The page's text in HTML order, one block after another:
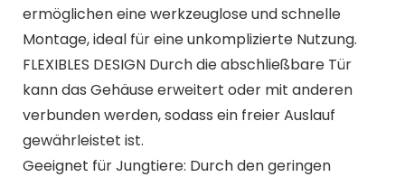
ermöglichen eine werkzeuglose und schnelle
Montage, ideal für eine unkomplizierte Nutzung.
FLEXIBLES DESIGN Durch die abschließbare Tür
kann das Gehäuse erweitert oder mit anderen
verbunden werden, sodass ein freier Auslauf
gewährleistet ist.
Geeignet für Jungtiere: Durch den geringen